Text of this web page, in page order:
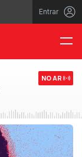
Entrar
NO AR